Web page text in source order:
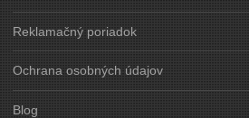
Reklamačný poriadok
Ochrana osobných údajov
Blog